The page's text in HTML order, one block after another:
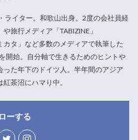
ライター。和歌山出身。2度の会社員経
旅行メディア「TABIZINE」
カタ」など多数のメディアで執筆した
開始。自分軸で生きるためのヒントや
た年下のドイツ人。半年間のアジア
茶沼にハマり中。
ーする